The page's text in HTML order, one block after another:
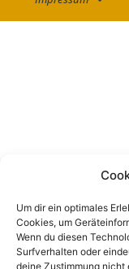
Um dir ein optimales
Cookies, um
Wenn du diesen
Surfverhalten oder
deine Zustimmung